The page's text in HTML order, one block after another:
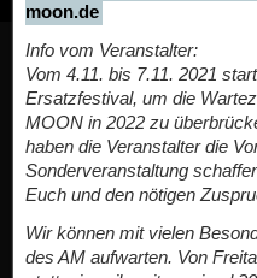
moon.de
Info vom Veranstalter:
Vom 4.11. bis 7.11. 2021
Ersatzfestival, um die
MOON in 2022 zu
haben die Veranstalter die
Sonderveranstaltung
Euch und den nötigen
Wir können mit vielen
des AM aufwarten. Von